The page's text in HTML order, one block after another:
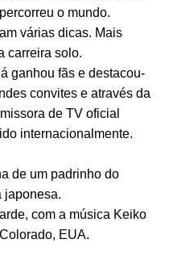
o mundo.
várias dicas. Mais
carreira solo.
ganhou fãs e destacou-
convites e através da
de TV oficial
internacionalmente.
de um padrinho do
japonesa.
com a música Keiko
EUA.